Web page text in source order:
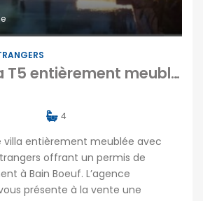
Récente villa T5 entièrement meublée, Bain Boeuf
4
villa entièrement meublée avec
offrant un permis de
à Bain Boeuf. L’agence
présente à la vente une